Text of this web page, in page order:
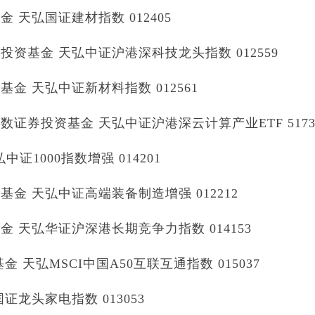
天弘国证建材指数 012405
资基金 天弘中证沪港深科技龙头指数 012559
金 天弘中证新材料指数 012561
证券投资基金 天弘中证沪港深云计算产业ETF
证1000指数增强 014201
金 天弘中证高端装备制造增强 012212
天弘华证沪深港长期竞争力指数 014153
天弘MSCI中国A50互联互通指数 015037
龙头家电指数 013053